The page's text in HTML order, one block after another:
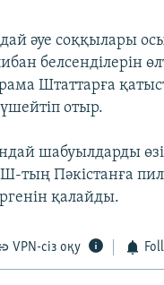
әуе соққылары
белсенділерін
Штаттарға
отыр.
шабуылдарды
тың Пәкістанға
қалайды.
VPN-сіз оқу